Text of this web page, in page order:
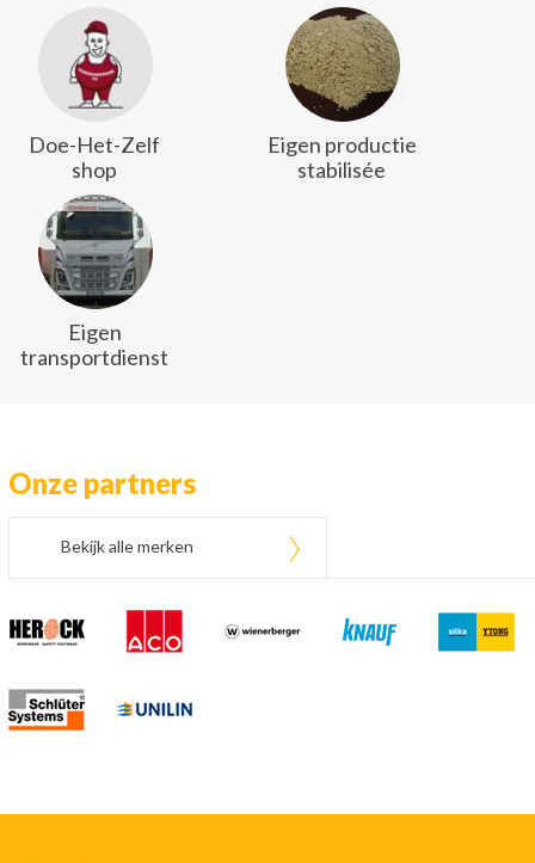
Doe-Het-Zelf
shop
Eigen productie
stabilisée
Eigen
transportdienst
Onze partners
Bekijk alle merken